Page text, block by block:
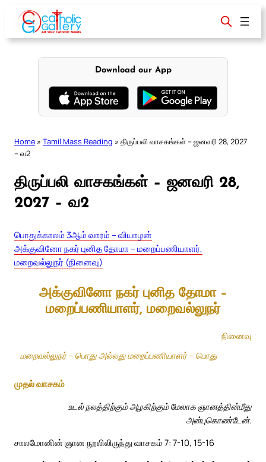
content
Download our App
Home » Tamil Mass Reading » திருப்பலி வாசகங்கள் – ஜனவரி 28, 2027
– வ2
திருப்பலி வாசகங்கள் – ஜனவரி 28,
2027 – வ2
பொதுக்காலம் 3ஆம் வாரம் – வியாழன்
அக்குவினோ நகர் புனித தோமா – மறைப்பணியாளர்,
மறைவல்லுநர் (நினைவு)
அக்குவினோ நகர் புனித தோமா –
மறைப்பணியாளர், மறைவல்லுநர்
நினைவு
மறைவல்லுநர் – பொது அல்லது மறைப்பணியாளர் – பொது
முதல் வாசகம்
உடல் நலத்திற்கும் அழகிற்கும் மேலாக ஞானத்தின்மீது
அன்புகொண்டேன்.
சாலமோனின் ஞான நூலிலிருந்து வாசகம் 7: 7-10, 15-16